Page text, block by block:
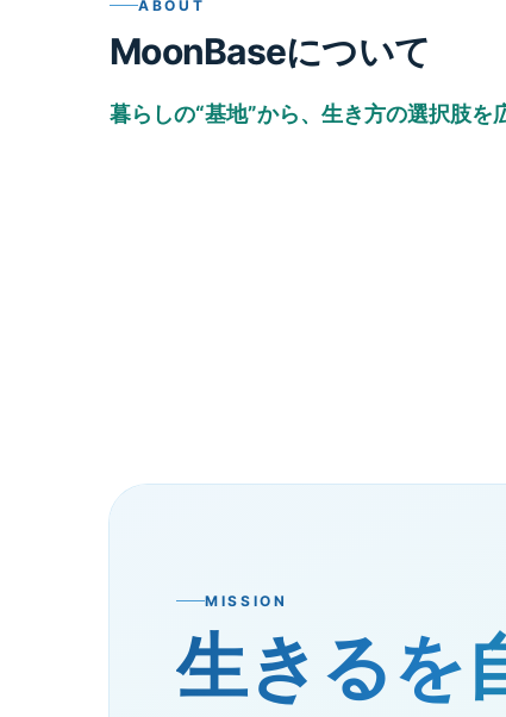
ABOUT
MoonBaseについて
暮らしの“基地”から、生き方の選択肢を
MISSION
MoonBaseのミッション
生きるを